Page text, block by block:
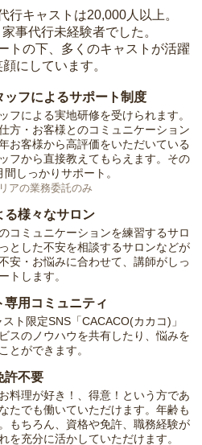
行キャストは20,000人以上。
事代行未経験者でした。
トの下、多くのキャストが活躍
にしています。
ッフによるサポート制度
フによる実地研修を受けられます。
方・お客様とのコミュニケーション
お客様から高評価をいただいている
フから直接教えてもらえます。その
しっかりサポート。
アの業務委託のみ
る様々なサロン
コミュニケーションを練習するサロ
とした不安を相談するサロンなどが
安・お悩みに合わせて、講師がしっ
トします。
専用コミュニティ
ト限定SNS「CACACO(カカコ)」
スのノウハウを共有したり、悩みを
とができます。
許不要
料理が好き！、得意！という方であ
たでも働いていただけます。年齢も
もちろん、資格や免許、職務経験が
を充分に活かしていただけます。